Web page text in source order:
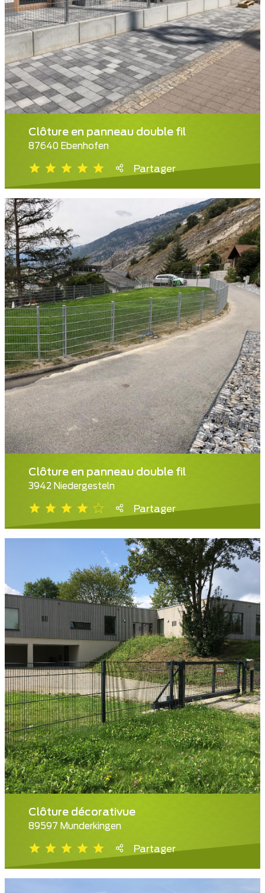
Clôture en panneau double fil
87640 Ebenhofen
Partager
Clôture en panneau double fil
3942 Niedergesteln
Partager
Clôture décorativue
89597 Munderkingen
Partager